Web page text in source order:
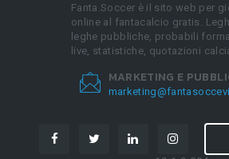
Fanta.Soccer è il sito web per
online al fantacalcio gratis.
leghe pubbliche, probabili
live, statistiche, quotazioni
MARKETING E